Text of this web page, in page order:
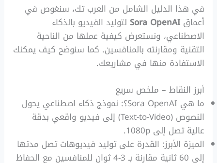
في هذا الدليل الشامل من العرب تك، سنغوص في
أعماقSora OpenAI لتوليد الفيديو بالذكاء
الاصطناعي، ونستعرض كيفية عملها من الناحية
التقنية ومقارنته بالمنافسين. كما سنوضح كيف يمكنك
الاستفادة منها في مشاريعك.
أبرز النقاط – ملخص سريع
ما هي Sora OpenAI؟: نموذج ذكاء اصطناعي يحول
النصوص (Text-to-Video) إلى فيديو واقعي بدقة
عالية تصل إلى 1080p.
الميزة الأبرز: القدرة على توليد فيديوهات تصل مدتها
إلى 60 ثانية مقارنة بـ 3-4 ثوان للمنافسين مع الحفاظ